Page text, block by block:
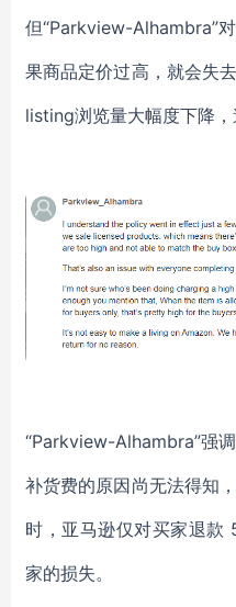
但“Parkview-Alhambra”
果商品定价过高，就会失
listing浏览量大幅度下降，
“Parkview-Alhambra”强
补货费的原因尚无法得知
时，亚马逊仅对买家退款
家的损失。